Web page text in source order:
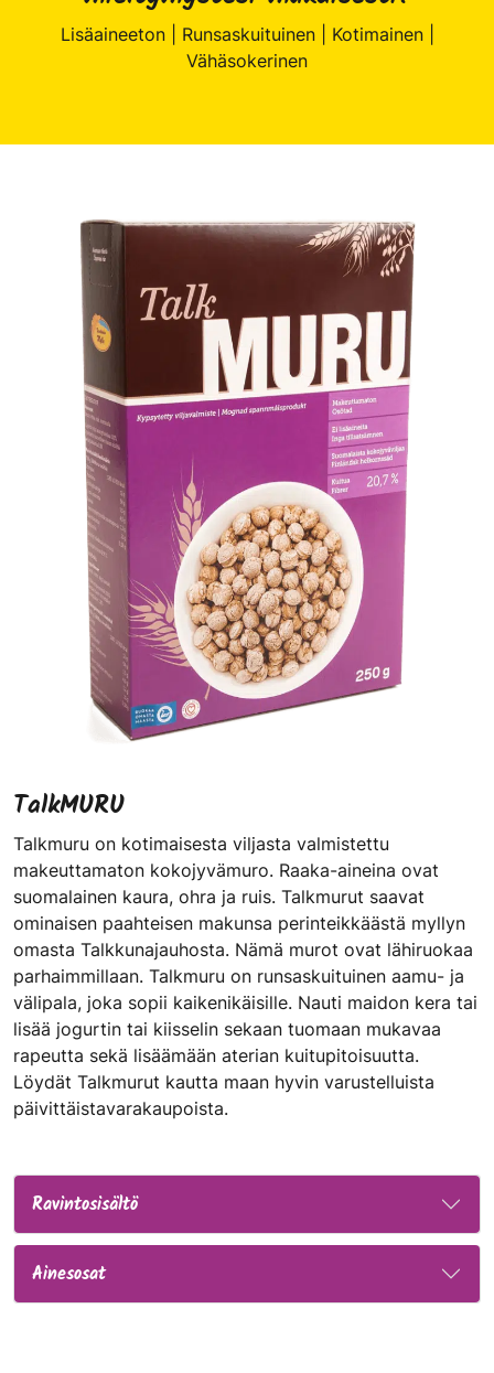
Lisäaineeton | Runsaskuituinen | Kotimainen |
Vähäsokerinen
TalkMURU
Talkmuru on kotimaisesta viljasta valmistettu
makeuttamaton kokojyvämuro. Raaka-aineina ovat
suomalainen kaura, ohra ja ruis. Talkmurut saavat
ominaisen paahteisen makunsa perinteikkäästä myllyn
omasta Talkkunajauhosta. Nämä murot ovat lähiruokaa
parhaimmillaan. Talkmuru on runsaskuituinen aamu- ja
välipala, joka sopii kaikenikäisille. Nauti maidon kera tai
lisää jogurtin tai kiisselin sekaan tuomaan mukavaa
rapeutta sekä lisäämään aterian kuitupitoisuutta.
Löydät Talkmurut kautta maan hyvin varustelluista
päivittäistavarakaupoista.
Ravintosisältö
Ainesosat